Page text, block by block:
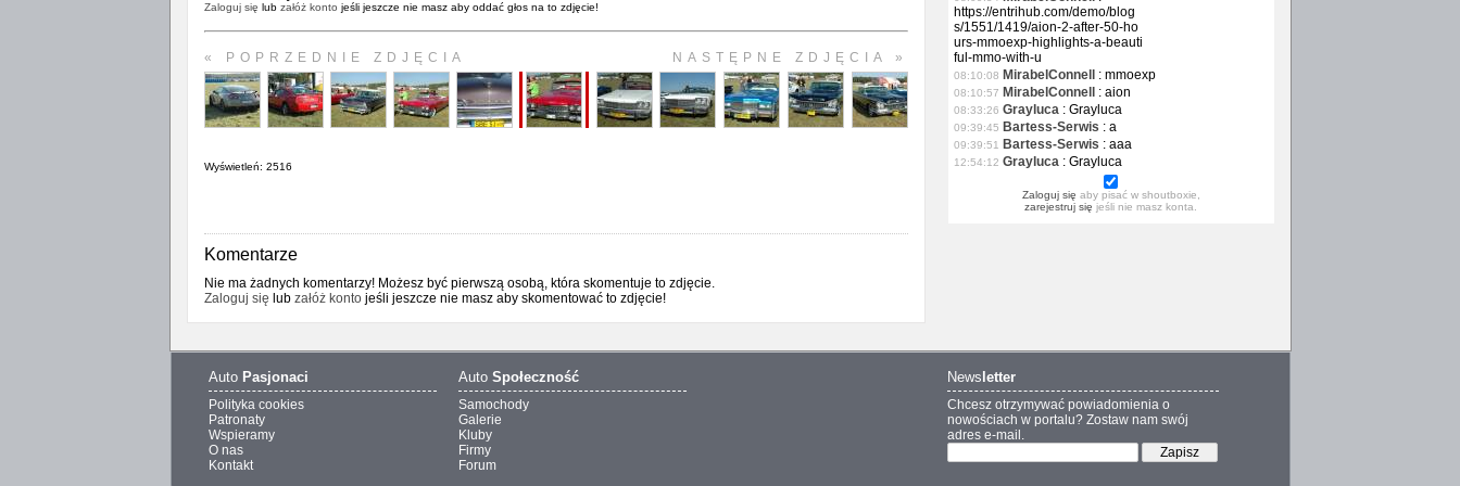
Zaloguj się lub załóż konto jeśli jeszcze nie masz aby oddać głos na to zdjęcie!
« POPRZEDNIE ZDJĘCIA NASTĘPNE ZDJĘCIA »
Wyświetleń: 2516
Komentarze
Nie ma żadnych komentarzy! Możesz być pierwszą osobą, która skomentuje to zdjęcie.
Zaloguj się lub załóż kontojeśli jeszcze nie masz aby skomentować to zdjęcie!
https://entrihub.com/demo/blog
s/1551/1419/aion-2-after-50-ho
urs-mmoexp-highlights-a-beauti
ful-mmo-with-u
08:10:08 MirabelConnell : mmoexp
08:10:57 MirabelConnell : aion
08:33:26 Grayluca : Grayluca
09:39:45 Bartess-Serwis : a
09:39:51 Bartess-Serwis : aaa
12:54:12 Grayluca : Grayluca
Zaloguj się aby pisać w shoutboxie,
zarejestruj się jeśli nie masz konta.
Auto Pasjonaci
Polityka cookies
Patronaty
Wspieramy
O nas
Kontakt
Auto Społeczność
Samochody
Galerie
Kluby
Firmy
Forum
News letter
Chcesz otrzymywać powiadomienia o
nowościach w portalu? Zostaw nam swój
adres e-mail.